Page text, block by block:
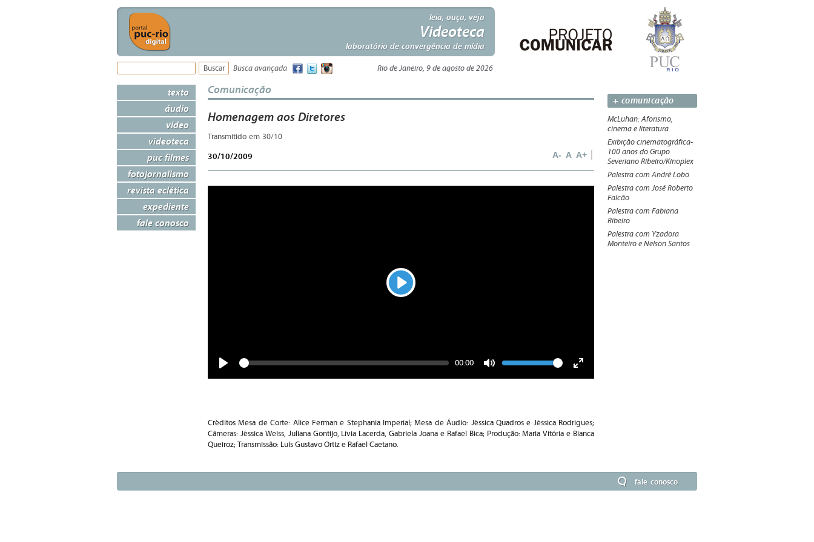
leia, ouça, veja
Videoteca
laboratório de convergência de mídia
Busca avançada Rio de Janeiro, 9 de agosto de 2026
texto
áudio
vídeo
videoteca
puc filmes
fotojornalismo
revista eclética
expediente
fale conosco
Comunicação
Homenagem aos Diretores
Transmitido em 30/10
30/10/2009 A- A A+
Play
Seek
Current
00:00
Volume
Créditos Mesa de Corte: Alice Ferman e Stephania Imperial; Mesa de Áudio: Jéssica Quadros e Jéssica Rodrigues;
Câmeras: Jéssica Weiss, Juliana Gontijo, Lívia Lacerda, Gabriela Joana e Rafael Bica; Produção: Maria Vitória e Bianca
Queiroz; Transmissão: Luís Gustavo Ortiz e Rafael Caetano.
+ comunicação
McLuhan: Aforismo,
cinema e literatura
Exibição cinematográfica-
100 anos do Grupo
Severiano Ribeiro/Kinoplex
Palestra com André Lobo
Palestra com José Roberto
Falcão
Palestra com Fabiana
Ribeiro
Palestra com Yzadora
Monteiro e Nelson Santos
fale conosco